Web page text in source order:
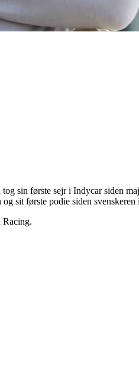
sin første sejr i Indycar siden
sit første podie siden
Racing.